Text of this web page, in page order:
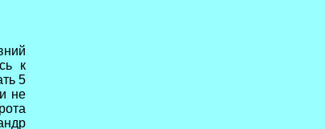
к
5
не